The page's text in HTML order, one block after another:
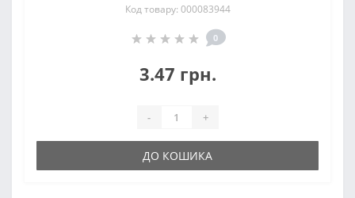
Код товару: 000083944
0
3.47 грн.
- +
ДО КОШИКА